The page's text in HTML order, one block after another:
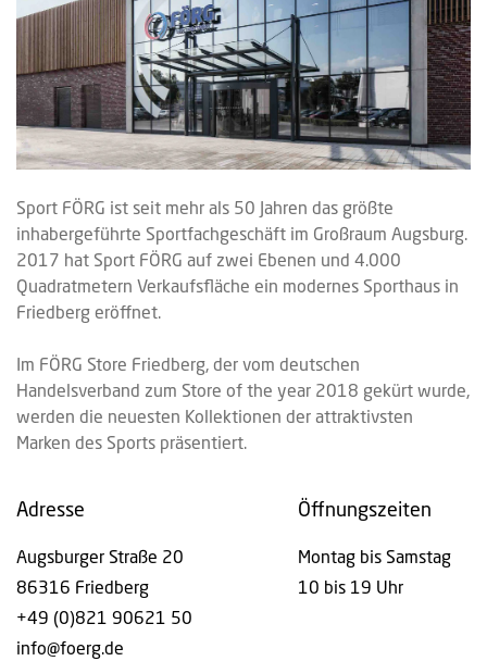
Sport FÖRG ist seit mehr als 50 Jahren das größte
inhabergeführte Sportfachgeschäft im Großraum Augsburg.
2017 hat Sport FÖRG auf zwei Ebenen und 4.000
Quadratmetern Verkaufsfläche ein modernes Sporthaus in
Friedberg eröffnet.
Im FÖRG Store Friedberg, der vom deutschen
Handelsverband zum Store of the year 2018 gekürt wurde,
werden die neuesten Kollektionen der attraktivsten
Marken des Sports präsentiert.
Adresse
Augsburger Straße 20
86316 Friedberg
+49 (0)821 90621 50
info@foerg.de
Öffnungszeiten
Montag bis Samstag
10 bis 19 Uhr